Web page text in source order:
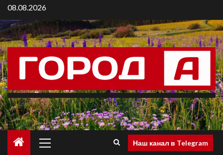
08.08.2026
Наш канал в Telegram